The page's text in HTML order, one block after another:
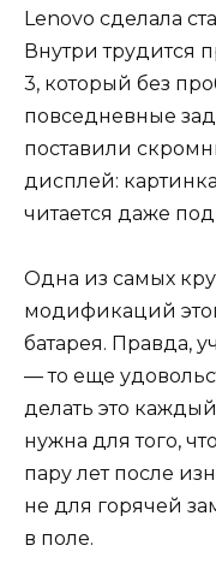
Lenovo сделала
Внутри трудится
3, который без
повседневные
поставили
дисплей:
читается даже
Одна из самых
модификаций
батарея. Правда,
— то еще
делать это
нужна для того,
пару лет после
не для горячей
в поле.